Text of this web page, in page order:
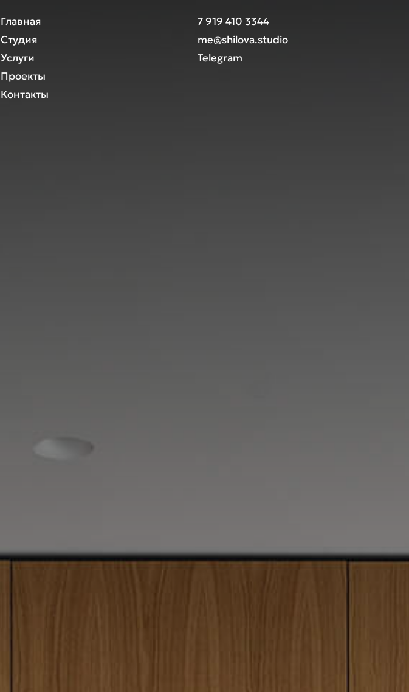
Главная
Студия
Услуги
Проекты
Контакты
7 919 410 3344
me@shilova.studio
Telegram